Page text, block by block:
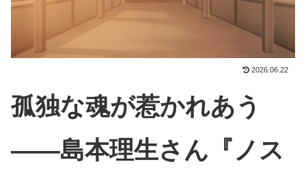
2026.06.22
孤独な魂が惹かれあう
——島本理生さん『ノス